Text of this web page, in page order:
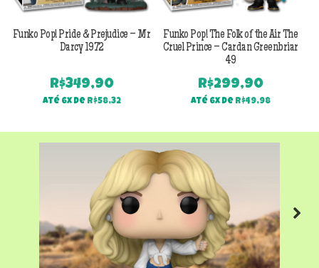
Funko Pop! Pride & Prejudice – Mr
Darcy 1972
R$349,90
Até 6x de R$58,32
Funko Pop! The Folk of the Air The
Cruel Prince – Cardan Greenbriar
49
R$299,90
Até 6x de R$49,98
Next